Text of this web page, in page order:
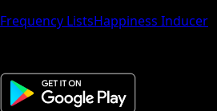
Frequency ListsHappiness Inducer